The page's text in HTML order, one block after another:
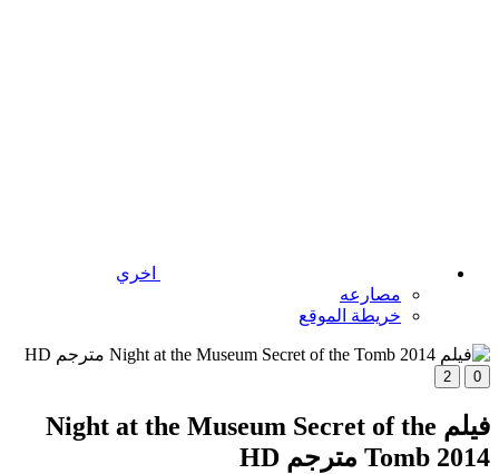
اخري
مصارعه
خريطة الموقع
0
2
فيلم Night at the Museum Secret of the
Tomb 2014 مترجم HD